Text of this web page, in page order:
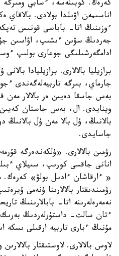
كەرەك. كوبىنەسە، ءسابي
اناسىمەن اۋىلدا بولادى.
ءوزىنىڭ اتا- باباسى قونىس
جەردىڭ سۋىن ءىشىپ، اۋاسىن
ادامگەرشىلىگى جوعارى بولىپ
برازيليا بالالارى. برازيليادا
جارماي، بىرگە تاربيەلەگەندى
بەس جاسقا دەيىن ەر بالالار مەن
وينايدى. ال، بەس جاستان كەيىن
بالانىڭ، ۇل بالا مەن ۇل بالانىڭ
جاسايدى.
رۋمىن بالالارى. «ۇلكەندەرگە
انانى جاقسى كورىپ، سىيلاي
« ءارقاشان ءادىل بولۋ» كەرەك.
رۋمىندىقتار بالالارىنا ۇنەمى
نەمەرەلەرىنە اتا- بابالارىنىڭ
ءتان سالت- داستۇرلەردىڭ بەرىك
مۇنىڭ ءبارى تاربيە ارقىلى ىسكە
لاوس بالالارى. لاوستىقتار